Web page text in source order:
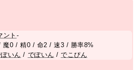
ント -
0 / 精0 / 命2 / 速3 / 勝率8%
いん / でぽいん /でこぴん